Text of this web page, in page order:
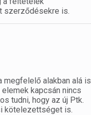
szerződésekre is.
megfelelő alakban alá is
kapcsán nincs
tudni, hogy az új Ptk.
kötelezettséget is.